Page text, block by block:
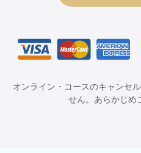
オンライン・コースのキャンセ
せん。あらかじめ